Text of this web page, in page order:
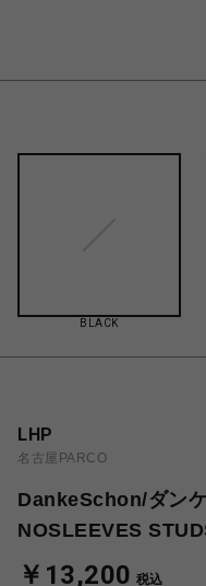
BLACK
LHP
名古屋PARCO
DankeSchon/ダン
NOSLEEVES
￥13,200 税込